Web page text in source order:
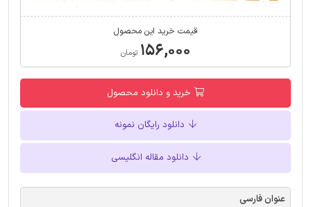
قیمت خرید این محصول
۱۵۶,۰۰۰ تومان
خرید و دانلود محصول
دانلود رایگان نمونه
دانلود مقاله انگلیسی
عنوان فارسی